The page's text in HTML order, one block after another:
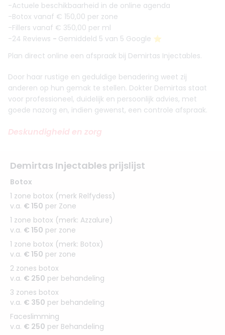
-Actuele beschikbaarheid in de online agenda
-Botox vanaf € 150,00 per zone
-Fillers vanaf € 350,00 per ml
-24 Reviews - Gemiddeld 5 van 5 Google ⭐️
Plan direct online een afspraak bij Demirtas Injectables.
Door haar rustige en geduldige benadering weet zij
anderen op hun gemak te stellen. Dokter Demirtas staat
voor professioneel, duidelijk en persoonlijk advies, met
goede nazorg en, indien gewenst, een controle afspraak.
Deskundigheid en zorg
Demirtas Injectables prijslijst
Botox
1 zone botox (merk Relfydess)
v.a. € 150 per Zone
1 zone botox (merk: Azzalure)
v.a. € 150 per zone
1 zone botox (merk: Botox)
v.a. € 150 per zone
2 zones botox
v.a. € 250 per behandeling
3 zones botox
v.a. € 350 per behandeling
Faceslimming
v.a. € 250 per Behandeling